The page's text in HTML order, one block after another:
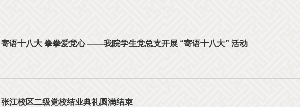
寄语十八大 拳拳爱党心 ——我院学生党总支开展 “寄语十八大” 活动
张江校区二级党校结业典礼圆满结束